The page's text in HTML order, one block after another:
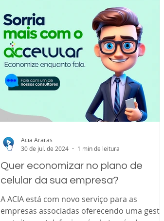
Quer economizar no plano de
celular da sua empresa?
A ACIA está com novo serviço para as
empresas associadas oferecendo uma gestão
Acia Araras
30 de jul. de 2024
1 min de leitura